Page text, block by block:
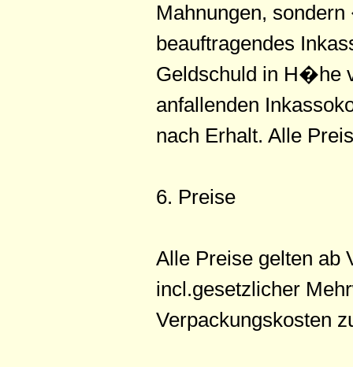
Mahnungen,
beauftragendes
Geldschuld in H�he
anfallenden
nach Erhalt. Alle
6. Preise
Alle Preise gelten ab
incl.gesetzlicher
Verpackungskosten